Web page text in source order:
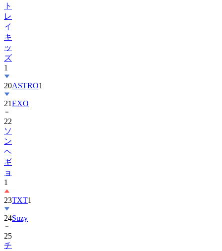
ト
レ
イ
キ
ッ
ズ
1
20ASTRO1
21EXO
22
ソ
ン
ヘ
ギ
ョ
1
23TXT1
24Suzy
25
チ